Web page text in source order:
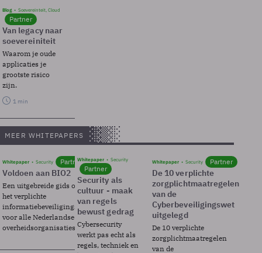
Blog Soevereinteit, Cloud
Partner
Van legacy naar
soevereiniteit
Waarom je oude
applicaties je
grootste risico
zijn.
1 min
MEER WHITEPAPERS
Whitepaper Security Partner
Voldoen aan BIO2
Een uitgebreide gids over BIO2,
het verplichte
informatiebeveiligingsframework
voor alle Nederlandse
overheidsorganisaties.
Whitepaper Security
Partner
Security als
cultuur - maak
van regels
bewust gedrag
Cybersecurity
werkt pas echt als
regels, techniek en
Whitepaper Security Partner
De 10 verplichte
zorgplichtmaatregelen
van de
Cyberbeveiligingswet
uitgelegd
De 10 verplichte
zorgplichtmaatregelen
van de